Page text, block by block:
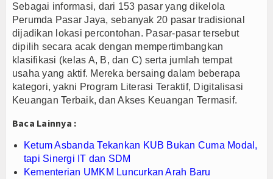
Sebagai informasi, dari 153 pasar yang dikelola
Perumda Pasar Jaya, sebanyak 20 pasar tradisional
dijadikan lokasi percontohan. Pasar-pasar tersebut
dipilih secara acak dengan mempertimbangkan
klasifikasi (kelas A, B, dan C) serta jumlah tempat
usaha yang aktif. Mereka bersaing dalam beberapa
kategori, yakni Program Literasi Teraktif, Digitalisasi
Keuangan Terbaik, dan Akses Keuangan Termasif.
Baca Lainnya :
Ketum Asbanda Tekankan KUB Bukan Cuma Modal,
tapi Sinergi IT dan SDM
Kementerian UMKM Luncurkan Arah Baru